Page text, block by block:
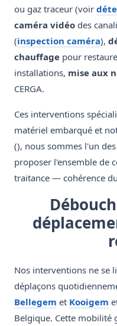
ou gaz traceur (voir
caméra vidéo des
(inspection caméra),
chauffage pour
installations, mise aux
CERGA.
Ces interventions
matériel embarqué et
(), nous sommes l'un
proposer l'ensemble de
traitance — cohérence
Nos interventions ne se
déplaçons
Bellegem et Kooigem
Belgique. Cette mobilité